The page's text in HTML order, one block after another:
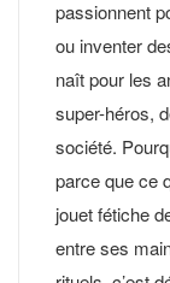
passionnent
ou inventer
naît pour les
super-héros,
société.
parce que ce
jouet fétiche
entre ses